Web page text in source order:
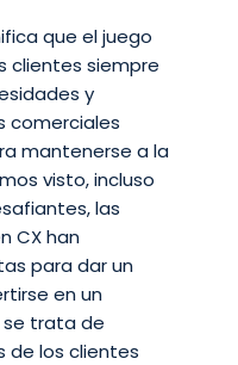
que el juego
clientes siempre
y
comerciales
mantenerse a la
visto, incluso
las
CX han
para dar un
en un
trata de
de los clientes